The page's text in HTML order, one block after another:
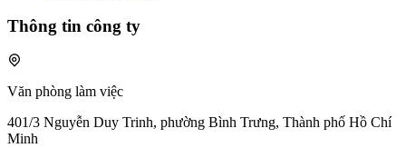
Thông tin công ty
Văn phòng làm việc
401/3 Nguyễn Duy Trinh, phường Bình Trưng, Thành phố Hồ Chí
Minh